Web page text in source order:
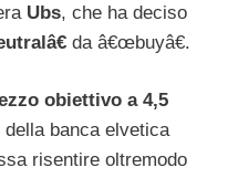
Ubs, che ha deciso
da â€œbuyâ€.
obiettivo a 4,5
banca elvetica
risentire oltremodo